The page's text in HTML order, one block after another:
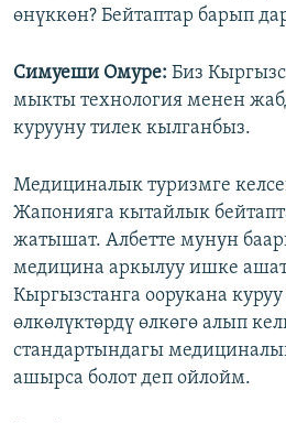
өнүккөн? Бейтаптар барып
Симуеши Омуре: Биз
мыкты технология менен
курууну тилек кылганбыз.
Медициналык туризмге
Жапонияга кытайлык
жатышат. Албетте мунун
медицина аркылуу ишке
Кыргызстанга оорукана
өлкөлүктөрдү өлкөгө алып
стандартындагы
ашырса болот деп ойлойм.